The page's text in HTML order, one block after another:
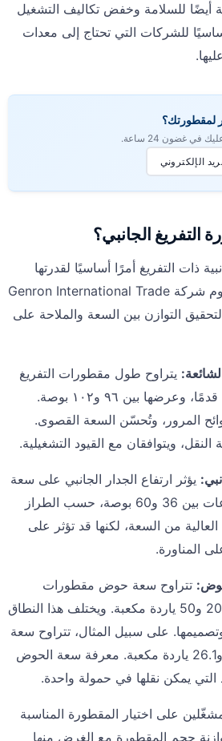
أيضًا للسلامة وخفض تكاليف التشغيل
للشركات التي تحتاج إلى معدات
لمقطورتك؟
غضون 24 ساعة.
الإلكتروني
الجانبي؟
ذات التفريغ أمرًا أساسيًا لقدرتها
وقدرتها على المناورة. تقوم شركة Genron International Trade
التوازن بين السعة والملاحة على
يتراوح طول مقطورات التفريغ
الجانبي عادةً بين ٢٠ و٤٠ قدمًا، وعرضها بين ٩٦ و١٠٢ بوصة.
المرور، وتُحسّن السعة القصوى.
ويتوافقان مع القيود التشغيلية.
يؤثر ارتفاع الجدار الجانبي على سعة
المقطورة. تتراوح الارتفاعات بين 36 و60 بوصة، حسب الطراز
العالية من السعة، لكنها قد تؤثر على
المناورة.
تتراوح سعة حوض مقطورات
التفريغ الجانبي عادةً بين 20 و50 ياردة مكعبة. ويختلف هذا النطاق
على سبيل المثال، تتراوح سعة
طرازات ديمكو بين 21.4 و26.1 ياردة مكعبة. معرفة سعة الحوض
التي يمكن نقلها في حمولة واحدة.
على اختيار المقطورة المناسبة
حجم المقطورة مع الغرض منها